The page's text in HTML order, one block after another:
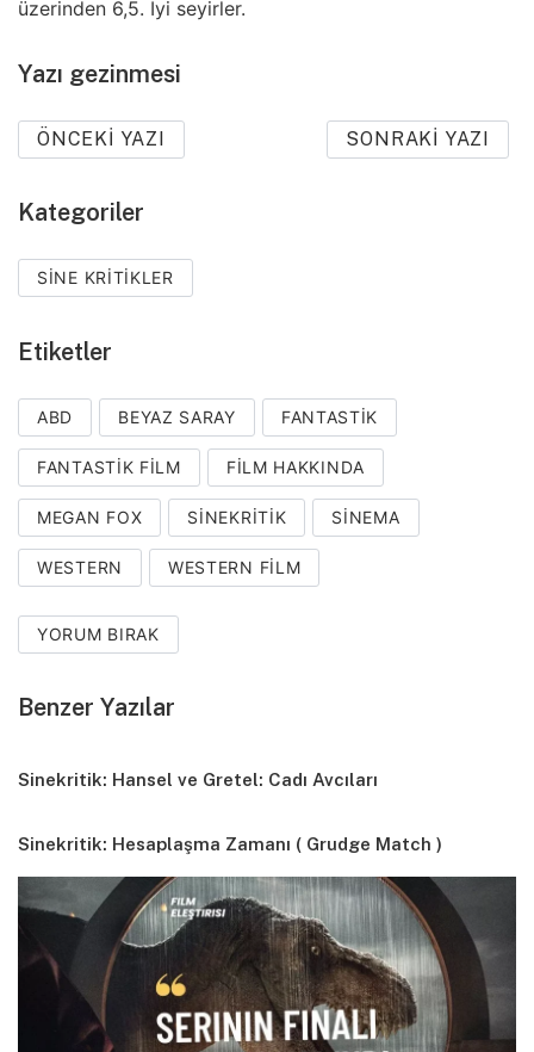
üzerinden 6,5. İyi seyirler.
Yazı gezinmesi
ÖNCEKI YAZI SONRAKI YAZI
Kategoriler
SINE KRITIKLER
Etiketler
ABD BEYAZ SARAY FANTASTIK
FANTASTIK FILM FILM HAKKINDA
MEGAN FOX SINEKRITIK SINEMA
WESTERN WESTERN FILM
YORUM BIRAK
Benzer Yazılar
Sinekritik: Hansel ve Gretel: Cadı Avcıları
Sinekritik: Hesaplaşma Zamanı ( Grudge Match )